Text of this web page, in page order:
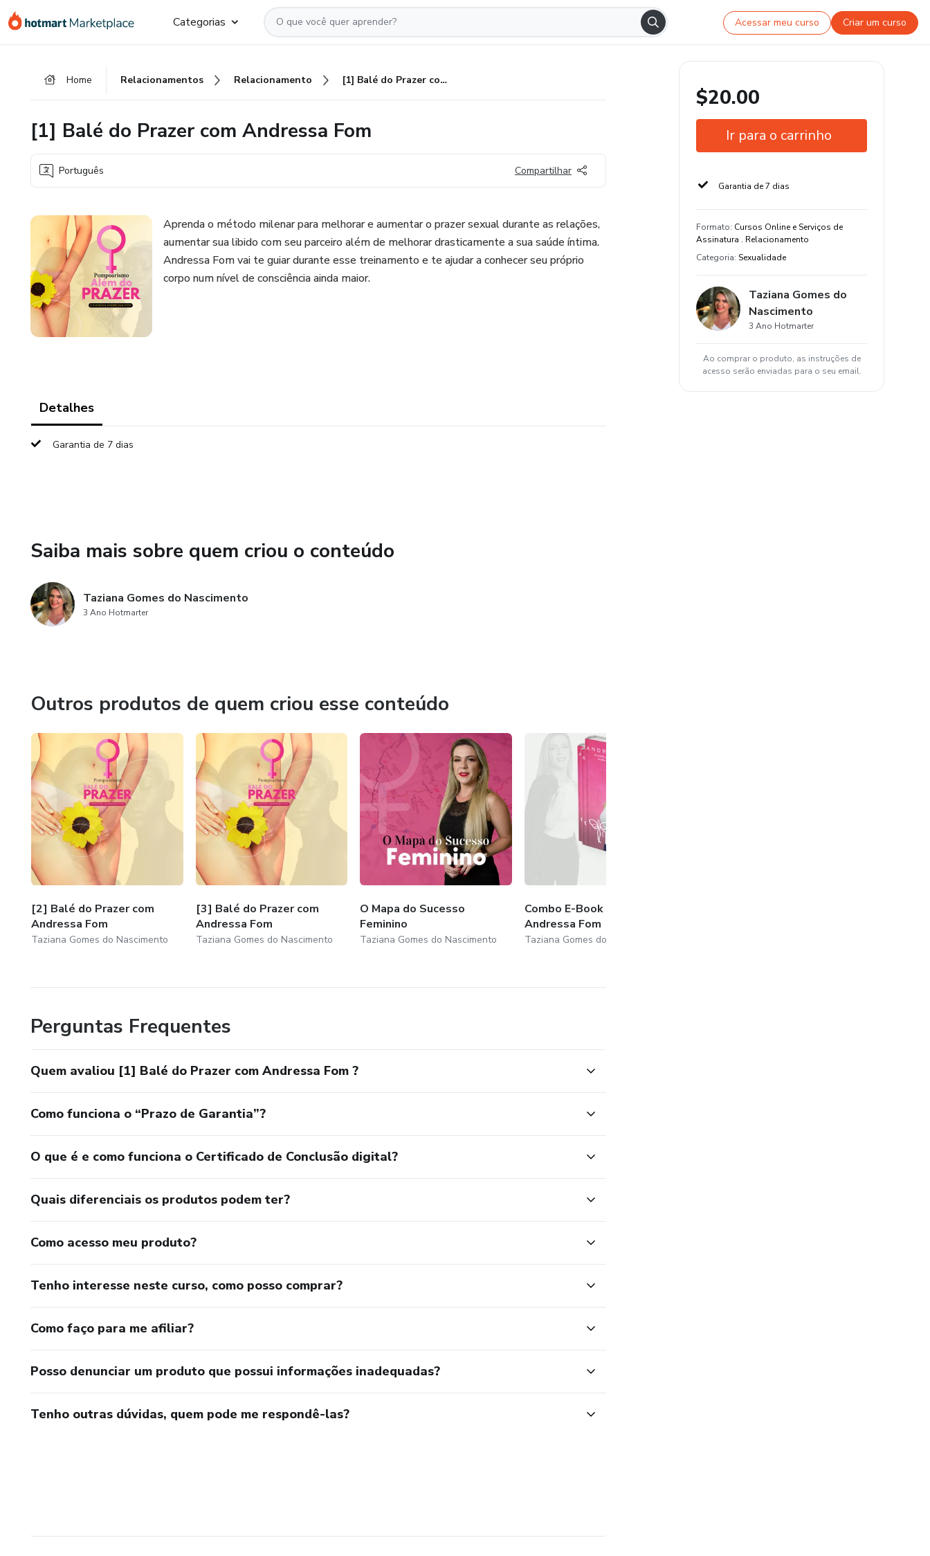
para
para
para
Categorias Acessar meu curso Criar um curso
Home Relacionamentos Relacionamento [1] Balé do Prazer com Andressa Fom
[1] Balé do Prazer com Andressa Fom
Português Compartilhar
Aprenda o método milenar para melhorar e aumentar o prazer sexual durante as relações,
aumentar sua libido com seu parceiro além de melhorar drasticamente a sua saúde íntima.
Andressa Fom vai te guiar durante esse treinamento e te ajudar a conhecer seu próprio
corpo num nível de consciência ainda maior.
Detalhes
Garantia de 7 dias
Saiba mais sobre quem criou o conteúdo
Taziana Gomes do Nascimento
3 Ano Hotmarter
Outros produtos de quem criou esse conteúdo
[2] Balé do Prazer com
Andressa Fom
Taziana Gomes do Nascimento
[3] Balé do Prazer com
Andressa Fom
Taziana Gomes do Nascimento
O Mapa do Sucesso
Feminino
Taziana Gomes do Nascimento
Combo E-Book Voa Menina |
Andressa Fom
Taziana Gomes do Nascimento
Perguntas Frequentes
Quem avaliou [1] Balé do Prazer com Andressa Fom ?
Como funciona o “Prazo de Garantia”?
O que é e como funciona o Certificado de Conclusão digital?
Quais diferenciais os produtos podem ter?
Como acesso meu produto?
Tenho interesse neste curso, como posso comprar?
Como faço para me afiliar?
Posso denunciar um produto que possui informações inadequadas?
Tenho outras dúvidas, quem pode me respondê-las?
$20.00
Ir para o carrinho
Garantia de 7 dias
Formato: Cursos Online e Serviços de
Assinatura . Relacionamento
Categoria: Sexualidade
Taziana Gomes do
Nascimento
3 Ano Hotmarter
Ao comprar o produto, as instruções de
acesso serão enviadas para o seu email.